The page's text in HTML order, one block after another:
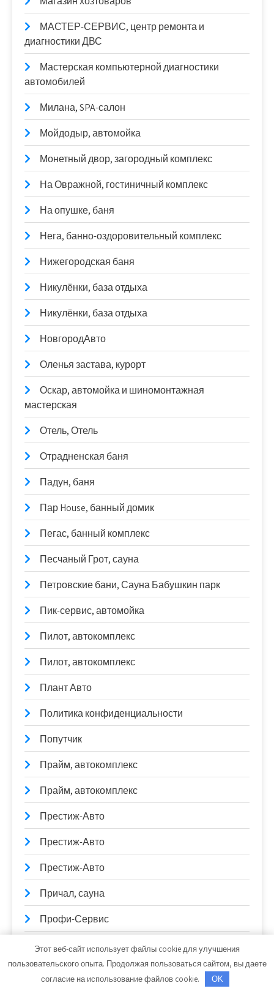
МАСТЕР-СЕРВИС, центр ремонта и
диагностики ДВС
Мастерская компьютерной диагностики
автомобилей
Милана, SPA-салон
Мойдодыр, автомойка
Монетный двор, загородный комплекс
На Овражной, гостиничный комплекс
На опушке, баня
Нега, банно-оздоровительный комплекс
Нижегородская баня
Никулёнки, база отдыха
Никулёнки, база отдыха
НовгородАвто
Оленья застава, курорт
Оскар, автомойка и шиномонтажная
мастерская
Отель, Отель
Отрадненская баня
Падун, баня
Пар House, банный домик
Пегас, банный комплекс
Песчаный Грот, сауна
Петровские бани, Сауна Бабушкин парк
Пик-сервис, автомойка
Пилот, автокомплекс
Пилот, автокомплекс
Плант Авто
Политика конфиденциальности
Попутчик
Прайм, автокомплекс
Прайм, автокомплекс
Престиж-Авто
Престиж-Авто
Престиж-Авто
Причал, сауна
Профи-Сервис
Пузырьки, сауна
Пункт технического осмотра транспорта,
Пункт технического осмотра транспорта
Этот веб-сайт использует файлы cookie для улучшения
пользовательского опыта. Продолжая пользоваться сайтом, вы даете
согласие на использование файлов cookie.
OK